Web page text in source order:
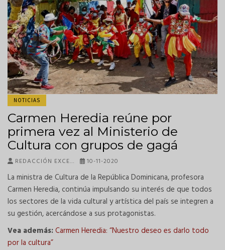
NOTICIAS
Carmen Heredia reúne por
primera vez al Ministerio de
Cultura con grupos de gagá
REDACCIÓN EXCE… 10-11-2020
La ministra de Cultura de la República Dominicana, profesora
Carmen Heredia, continúa impulsando su interés de que todos
los sectores de la vida cultural y artística del país se integren a
su gestión, acercándose a sus protagonistas.
Vea además:Carmen Heredia: “Nuestro deseo es darlo todo
por la cultura”